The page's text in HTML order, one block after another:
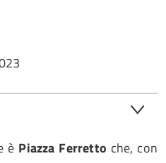
è Piazza Ferretto che, con